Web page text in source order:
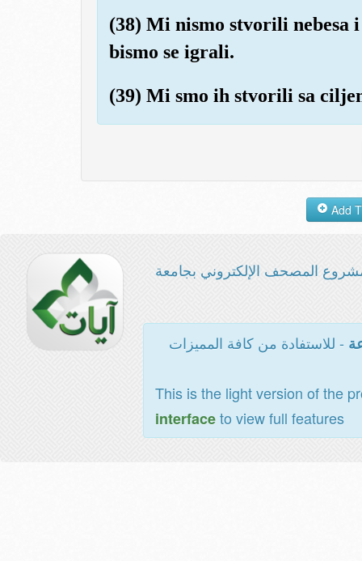
(38) Mi nismo stvorili nebesa
bismo se igrali.
(39) Mi smo ih stvorili sa
المصحف الإلكتروني بجامعة
- للاستفادة من كافة المميزات
This is the light version of the
interfaceto view full features